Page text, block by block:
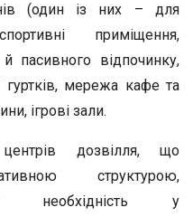
(один із них – для
приміщення,
пасивного відпочинку,
мережа кафе та
ігрові зали.
центрів дозвілля, що
структурою,
необхідність у